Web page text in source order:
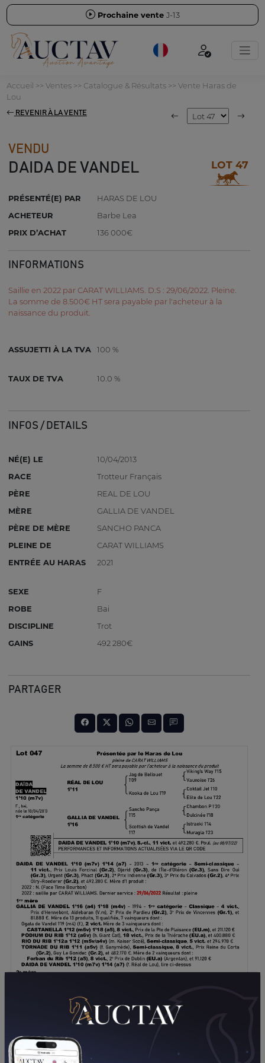
Prochaine vente J-13
Accueil >> Ventes>> Catalogue & Résultats>> Vente Haras de
Lou
REVENIR À LA VENTE
VENDU
DAIDA DE VANDEL LOT 47
PRÉSENTÉ(E) PAR
HARAS DE LOU
ACHETEUR
Barbe Lea
PRIX D’ACHAT
136 000€
INFORMATIONS
Saillie en 2022 par CARAT WILLIAMS. D.S : 29/06/2022. Pleine.
La somme de 8.500€ HT sera payable par l'acheteur à la
naissance du produit.
ASSUJETTI À LA TVA 100 %
TAUX DE TVA 10.0 %
INFOS / DETAILS
NÉ(E) LE
10/04/2013
RACE
Trotteur Français
PÈRE
REAL DE LOU
MÈRE
GALLIA DE VANDEL
PÈRE DE MÈRE
SANCHO PANCA
PLEINE DE
CARAT WILLIAMS
ENTRÉE AU HARAS
2021
SEXE
F
ROBE
Bai
DISCIPLINE
Trot
GAINS
492 280€
PARTAGER